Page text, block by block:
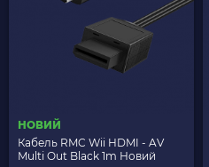
НОВИЙ
Кабель RMC Wii HDMI - AV
Multi Out Black 1m Новий